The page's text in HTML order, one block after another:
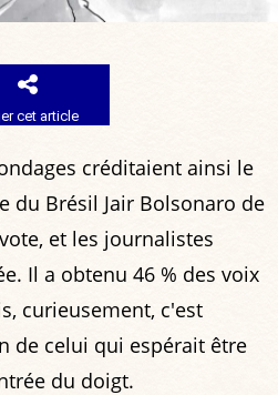
cet article
créditaient ainsi le
du Brésil Jair Bolsonaro de
et les journalistes
Il a obtenu 46 % des voix
curieusement, c'est
de celui qui espérait être
du doigt.